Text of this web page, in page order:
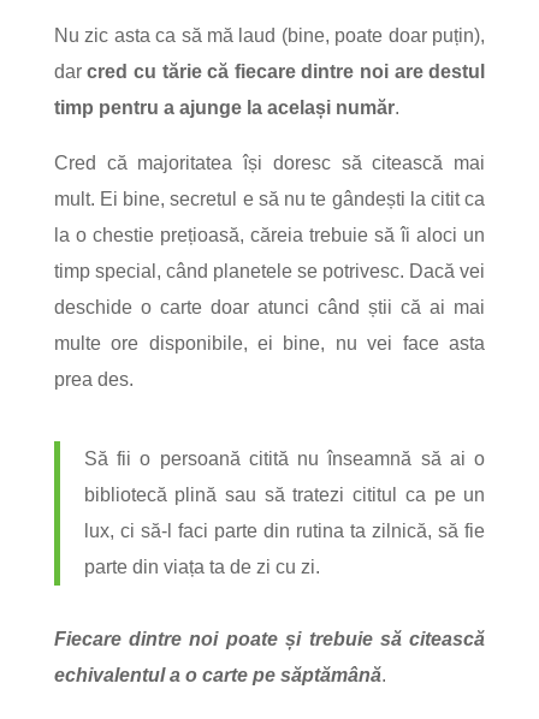
Nu zic asta ca să mă laud (bine, poate doar puțin),
darcred cu tărie că fiecare dintre noi are destul
timp pentru a ajunge la același număr.
Cred că majoritatea își doresc să citească mai
mult. Ei bine, secretul e să nu te gândești la citit ca
la o chestie prețioasă, căreia trebuie să îi aloci un
timp special, când planetele se potrivesc. Dacă vei
deschide o carte doar atunci când știi că ai mai
multe ore disponibile, ei bine, nu vei face asta
prea des.
Să fii o persoană citită nu înseamnă să ai o
bibliotecă plină sau să tratezi cititul ca pe un
lux, ci să-l faci parte din rutina ta zilnică, să fie
parte din viața ta de zi cu zi.
Fiecare dintre noi poate și trebuie să citească
echivalentul a o carte pe săptămână.